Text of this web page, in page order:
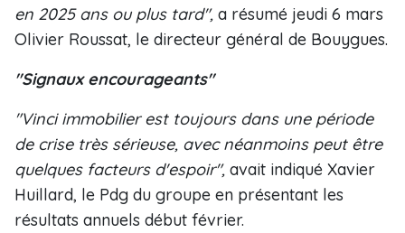
en 2025 ans ou plus tard", a résumé jeudi 6 mars
Olivier Roussat, le directeur général de Bouygues.
"Signaux encourageants"
"Vinci immobilier est toujours dans une période
de crise très sérieuse, avec néanmoins peut être
quelques facteurs d'espoir", avait indiqué Xavier
Huillard, le Pdg du groupe en présentant les
résultats annuels début février.